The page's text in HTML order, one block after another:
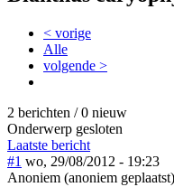
< vorige
Alle
volgende >
2 berichten / 0 nieuw
Onderwerp gesloten
Laatste bericht
#1 wo, 29/08/2012 - 19:23
Anoniem (anoniem geplaatst)